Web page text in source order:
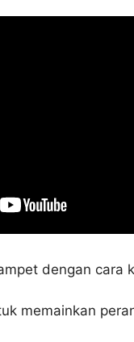
dengan cara
memainkan